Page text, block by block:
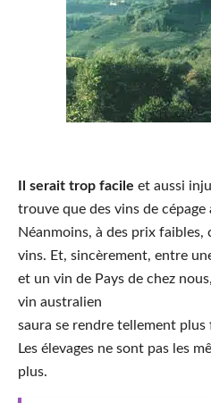
Il serait trop facile et aussi
trouve que des vins de cépage
Néanmoins, à des prix
vins. Et, sincèrement, entre
et un vin de Pays de chez
vin australien
saura se rendre tellement plus
Les élevages ne sont pas les
plus.